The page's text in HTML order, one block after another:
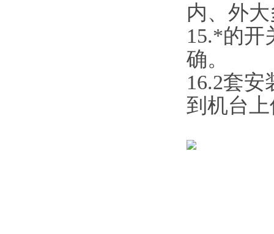
内、外
15.*的开
确。
16.2套
到机台